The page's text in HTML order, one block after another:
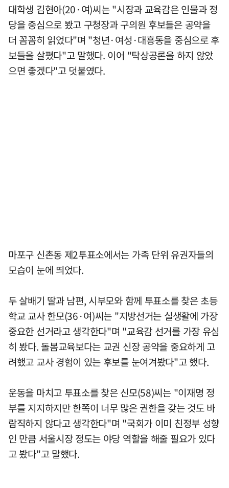
대학생 김현아(20·여)씨는 "시장과 교육감은 인물과 정
당을 중심으로 봤고 구청장과 구의원 후보들은 공약을
더 꼼꼼히 읽었다"며 "청년·여성·대흥동을 중심으로 후
보들을 살폈다"고 말했다. 이어 "탁상공론을 하지 않았
으면 좋겠다"고 덧붙였다.
마포구 신촌동 제2투표소에서는 가족 단위 유권자들의
모습이 눈에 띄었다.
두 살배기 딸과 남편, 시부모와 함께 투표소를 찾은 초등
학교 교사 한모(36·여)씨는 "지방선거는 실생활에 가장
중요한 선거라고 생각한다"며 "교육감 선거를 가장 유심
히 봤다. 돌봄교육보다는 교권 신장 공약을 중요하게 고
려했고 교사 경험이 있는 후보를 눈여겨봤다"고 했다.
운동을 마치고 투표소를 찾은 신모(58)씨는 "이재명 정
부를 지지하지만 한쪽이 너무 많은 권한을 갖는 것도 바
람직하지 않다고 생각한다"며 "국회가 이미 친정부 성향
인 만큼 서울시장 정도는 야당 역할을 해줄 필요가 있다
고 봤다"고 말했다.